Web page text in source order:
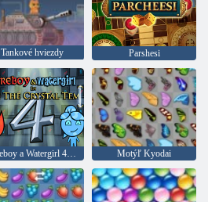
Tankové hviezdy Parshesi
Fireboy a Watergirl 4: Crystal Temple Motýľ Kyodai